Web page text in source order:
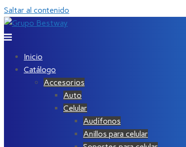
Saltar al contenido
Inicio
Catálogo
Accesorios
Auto
Celular
Audífonos
Anillos para celular